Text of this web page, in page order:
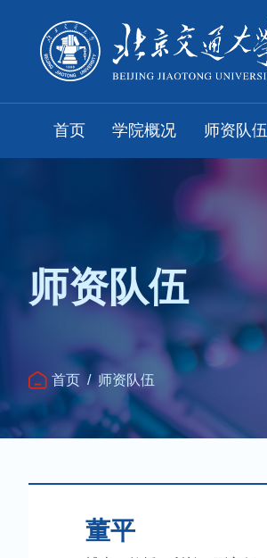
首页 学院概况 师资队伍
师资队伍
首页 / 师资队伍
董平